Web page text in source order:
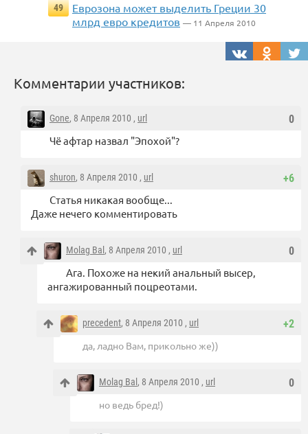
49
Еврозона может выделить Греции 30
млрд евро кредитов — 11 Апреля 2010
Комментарии участников:
0
Gone, 8 Апреля 2010 , url
Чё афтар назвал "Эпохой"?
+6
shuron, 8 Апреля 2010 , url
Статья никакая вообще...
Даже нечего комментировать
0
Molag Bal , 8 Апреля 2010 , url
Ага. Похоже на некий анальный высер,
ангажированный поцреотами.
+2
precedent, 8 Апреля 2010 , url
да, ладно Вам, прикольно же))
0
Molag Bal , 8 Апреля 2010 , url
но ведь бред!)